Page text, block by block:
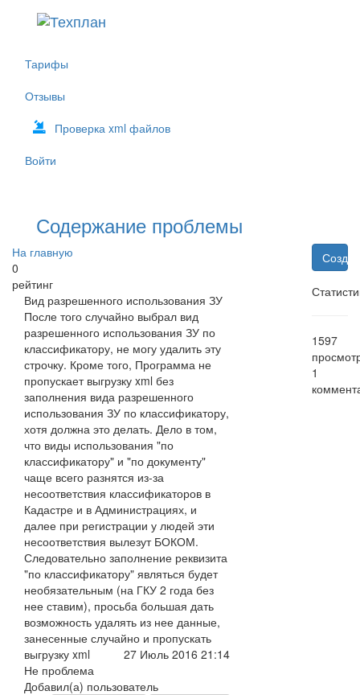
Тарифы
Отзывы
Проверка xml файлов
Войти
Содержание проблемы
На главную
0
рейтинг
Вид разрешенного использования ЗУ
После того случайно выбрал вид
разрешенного использования ЗУ по
классификатору, не могу удалить эту
строчку. Кроме того, Программа не
пропускает выгрузку xml без
заполнения вида разрешенного
использования ЗУ по классификатору,
хотя должна это делать. Дело в том,
что виды использования "по
классификатору" и "по документу"
чаще всего разнятся из-за
несоответствия классификаторов в
Кадастре и в Администрациях, и
далее при регистрации у людей эти
несоответствия вылезут БОКОМ.
Следовательно заполнение реквизита
"по классификатору" являться будет
необязательным (на ГКУ 2 года без
нее ставим), просьба большая дать
возможность удалять из нее данные,
занесенные случайно и пропускать
выгрузку xml
27 Июль 2016 21:14
Не проблема
Добавил(а) пользователь
1597
1